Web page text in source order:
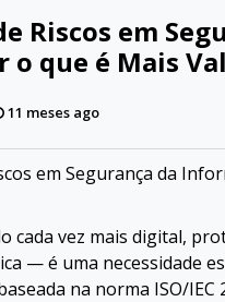
Riscos em
o que é Mais
11 meses ago
em Segurança da
cada vez mais digital,
— é uma necessidade
na norma ISO/